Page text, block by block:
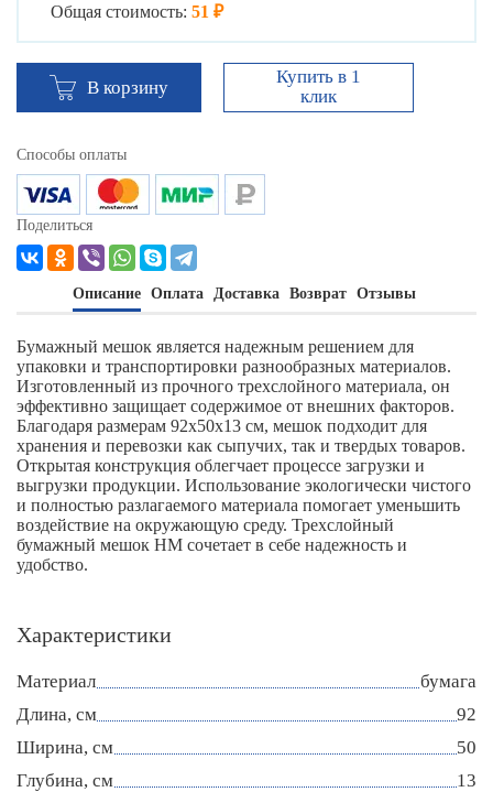
Общая стоимость: 51 ₽
В корзину
Купить в 1
клик
Способы оплаты
Поделиться
Описание Оплата Доставка Возврат Отзывы
Бумажный мешок является надежным решением для
упаковки и транспортировки разнообразных материалов.
Изготовленный из прочного трехслойного материала, он
эффективно защищает содержимое от внешних факторов.
Благодаря размерам 92х50х13 см, мешок подходит для
хранения и перевозки как сыпучих, так и твердых товаров.
Открытая конструкция облегчает процессе загрузки и
выгрузки продукции. Использование экологически чистого
и полностью разлагаемого материала помогает уменьшить
воздействие на окружающую среду. Трехслойный
бумажный мешок НМ сочетает в себе надежность и
удобство.
Характеристики
Материал
бумага
Длина, см
92
Ширина, см
50
Глубина, см
13